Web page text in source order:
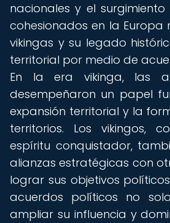
nacionales y el
cohesionados en la Europa
vikingas y su legado
territorial por medio de
En la era vikinga, las
desempeñaron un papel
expansión territorial y la
territorios. Los vikingos,
espíritu conquistador,
alianzas estratégicas con
lograr sus objetivos
acuerdos políticos no
ampliar su influencia y